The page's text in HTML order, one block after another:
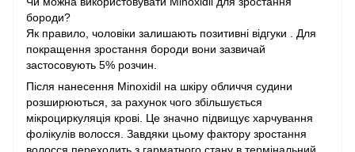
бороди?
Як правило, чоловіки залишають позитивні відгуки . Для
покращення зростання бороди вони зазвичай
застосовують 5% розчин.
Після нанесення Minoxidil на шкіру обличчя судини
розширюються, за рахунок чого збільшується
мікроциркуляція крові. Це значно підвищує харчування
фолікулів волосся. Завдяки цьому фактору зростання